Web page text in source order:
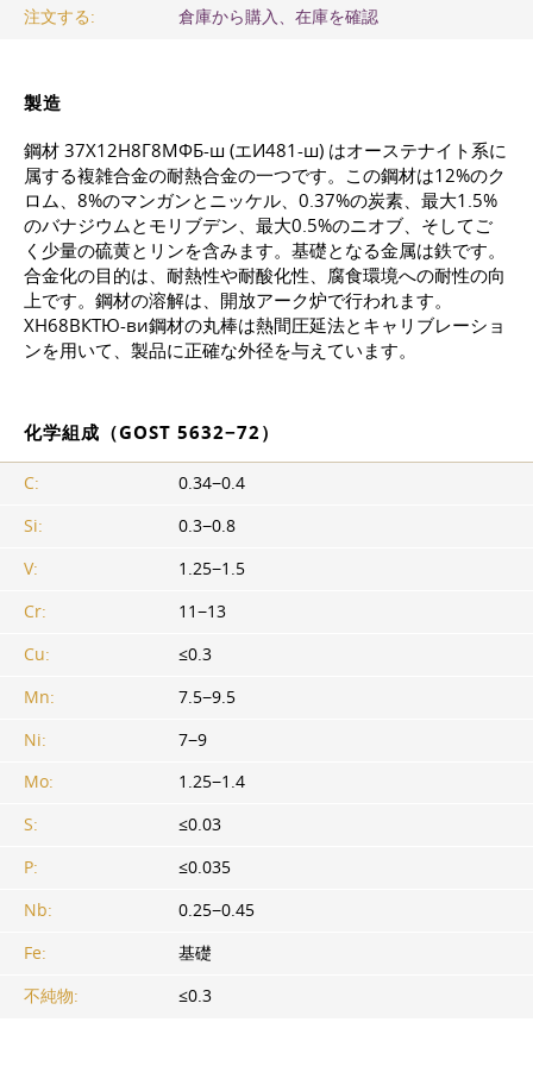
注文する: 倉庫から購入、在庫を確認
製造
鋼材 37Х12Н8Г8МФБ-ш (エИ481-ш) はオーステナイト系に
属する複雑合金の耐熱合金の一つです。この鋼材は12%のク
ロム、8%のマンガンとニッケル、0.37%の炭素、最大1.5%
のバナジウムとモリブデン、最大0.5%のニオブ、そしてご
く少量の硫黄とリンを含みます。基礎となる金属は鉄です。
合金化の目的は、耐熱性や耐酸化性、腐食環境への耐性の向
上です。鋼材の溶解は、開放アーク炉で行われます。
ХН68ВКТЮ-ви鋼材の丸棒は熱間圧延法とキャリブレーショ
ンを用いて、製品に正確な外径を与えています。
化学組成（GOST 5632−72）
C:
0.34−0.4
Si:
0.3−0.8
V:
1.25−1.5
Cr:
11−13
Cu:
≤0.3
Mn:
7.5−9.5
Ni:
7−9
Mo:
1.25−1.4
S:
≤0.03
P:
≤0.035
Nb:
0.25−0.45
Fe:
基礎
不純物:
≤0.3